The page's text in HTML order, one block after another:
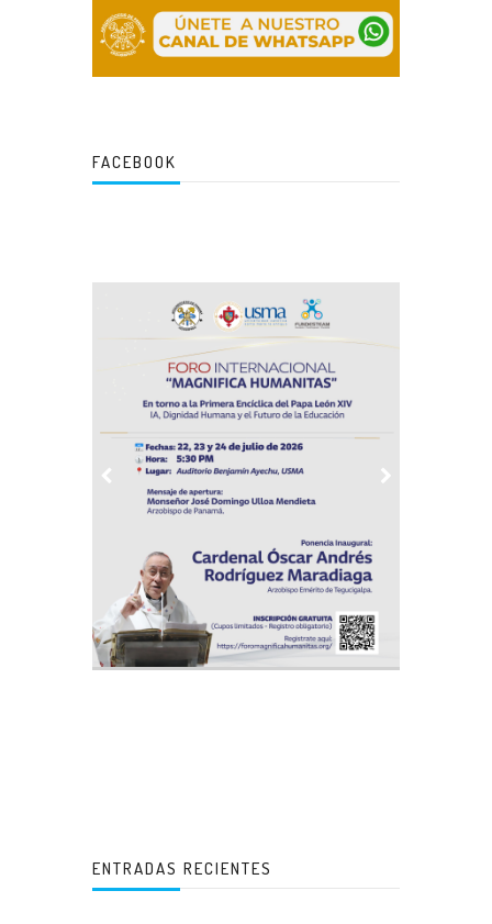
FACEBOOK
ENTRADAS RECIENTES